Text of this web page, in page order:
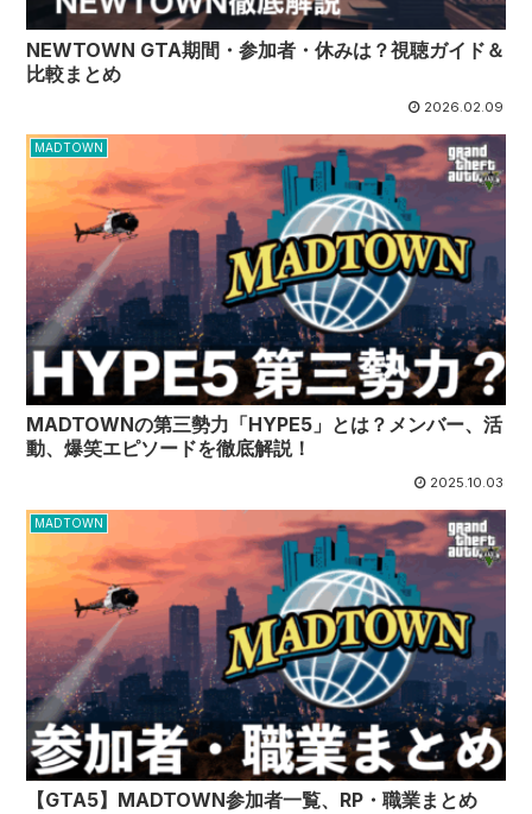
NEWTOWN GTA期間・参加者・休みは？視聴ガイド＆
比較まとめ
2026.02.09
MADTOWN
MADTOWNの第三勢力「HYPE5」とは？メンバー、活
動、爆笑エピソードを徹底解説！
2025.10.03
MADTOWN
【GTA5】MADTOWN参加者一覧、RP・職業まとめ